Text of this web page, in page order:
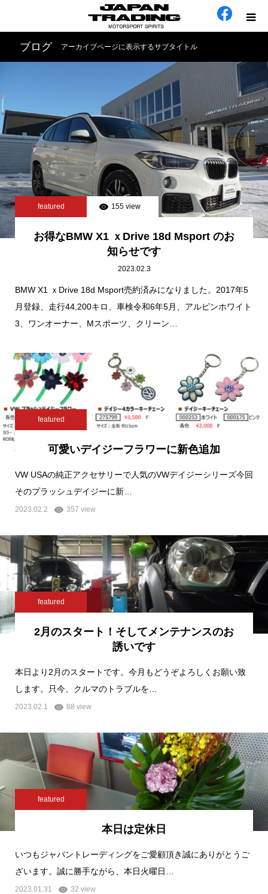
ブログ アーカイブページに表示するサブタイトル
featured 155 view
お得なBMW X1 ｘDrive 18d Msport のお
知らせです
2023.02.3
BMW X1 ｘDrive 18d Msport売約済みになりました。2017年5
月登録、走行44,200キロ、車検令和6年5月、アルピンホワイト
3、ワンオーナー、Mスポーツ、クリーン…
featured
可愛いデイジーフラワーに新色追加
VW USAの純正アクセサリーで人気のVWデイジーシリーズ今回
そのプラッシュデイジーに新…
2023.02.2 357 view
featured
2月のスタート！そしてメンテナンスのお
誘いです
本日より2月のスタートです。今月もどうぞよろしくお願い致
します。只今、クルマのトラブルを…
2023.02.1 88 view
featured
本日は定休日
いつもジャパントレーディングをご愛顧頂き誠にありがとうご
ざいます。誠に勝手ながら、本日火曜日…
2023.01.31 32 view
ホーム
会社概要
カテゴリー
工場日誌